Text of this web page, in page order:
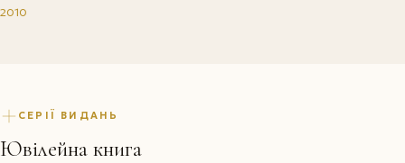
2010
СЕРІЇ ВИДАНЬ
Ювілейна книга